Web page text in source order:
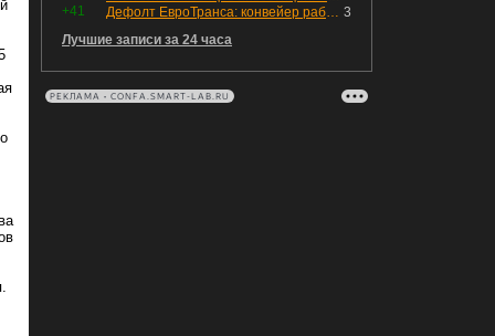
+41
3
Дефолт ЕвроТранса: конвейер работает исправно
Лучшие записи за 24 часа
РЕКЛАМА • CONFA.SMART-LAB.RU